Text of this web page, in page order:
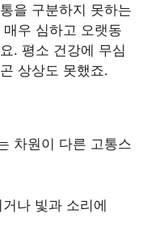
을 구분하지 못하는
우 심하고 오랫동
. 평소 건강에 무심
상상도 못했죠.
차원이 다른 고통스
나 빛과 소리에